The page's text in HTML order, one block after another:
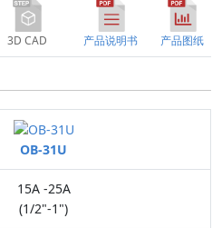
3D CAD 产品说明书 产品图纸
OB-31U
15A -25A
(1/2"-1")